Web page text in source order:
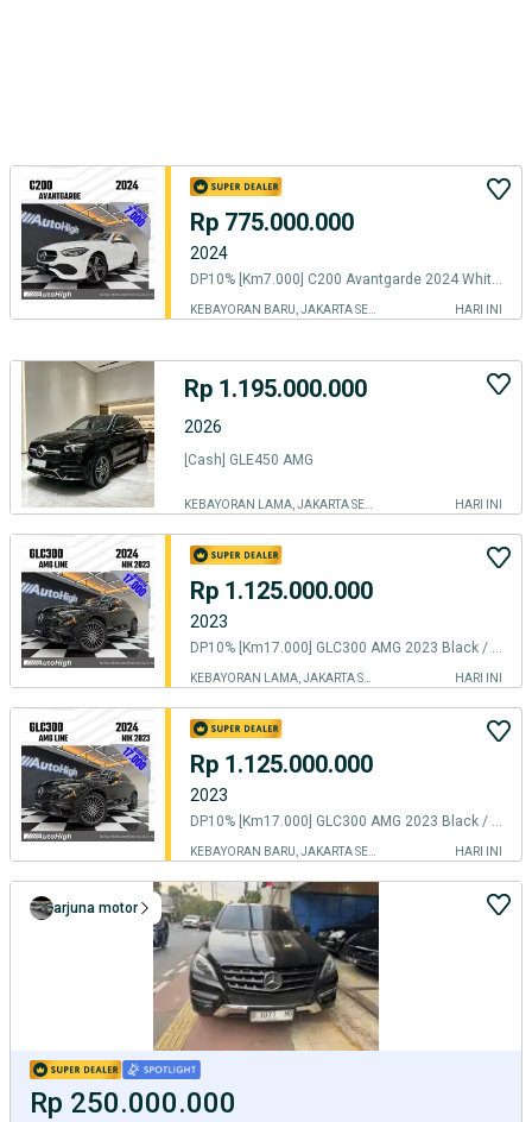
Rp 775.000.000
2024
DP10% [Km7.000] C200 Avantgarde 2024 White Reg 2023 #AUTOHIGH
HARI INI
Rp 1.195.000.000
2026
[Cash] GLE450 AMG
HARI INI
Rp 1.125.000.000
2023
DP10% [Km17.000] GLC300 AMG 2023 Black / GLC 300 Reg 2025 #AUTOHIGH
HARI INI
Rp 1.125.000.000
2023
DP10% [Km17.000] GLC300 AMG 2023 Black / GLC 300 Reg 2025 #AUTOHIGH
HARI INI
Rp 250.000.000
arjuna motor